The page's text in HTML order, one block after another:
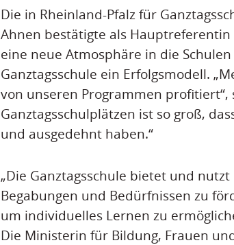
Die in Rheinland-Pfalz für
Ahnen bestätigte als Hauptreferentin
eine neue Atmosphäre in die
Ganztagsschule ein Erfolgsmodell.
von unseren Programmen profitiert“,
Ganztagsschulplätzen ist so groß,
und ausgedehnt haben.“
„Die Ganztagsschule bietet und
Begabungen und Bedürfnissen zu
um individuelles Lernen zu
Die Ministerin für Bildung, Frauen